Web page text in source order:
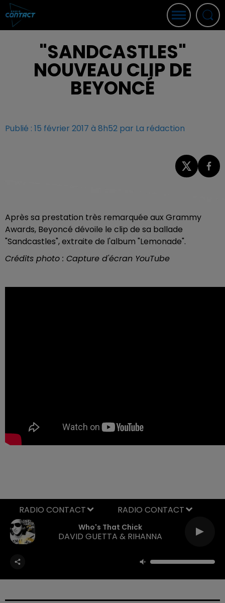
"SANDCASTLES"
NOUVEAU CLIP DE
BEYONCÉ
Publié : 15 février 2017 à 8h52 par La rédaction
Après sa prestation très remarquée aux Grammy
Awards, Beyoncé dévoile le clip de sa ballade
"Sandcastles", extraite de l'album "Lemonade".
Crédits photo : Capture d'écran YouTube
Who's That Chick
DAVID GUETTA & RIHANNA
RADIO CONTACT